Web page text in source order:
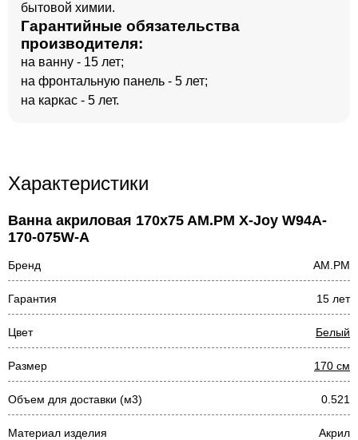
бытовой химии.
Гарантийные обязательства
производителя:
на ванну - 15 лет;
на фронтальную панель - 5 лет;
на каркас - 5 лет.
Характеристики
Ванна акриловая 170x75 AM.PM X-Joy W94A-
170-075W-A
Бренд AM.PM
Гарантия 15 лет
Цвет Белый
Размер 170 см
Объем для доставки (м3) 0.521
Материал изделия Акрил